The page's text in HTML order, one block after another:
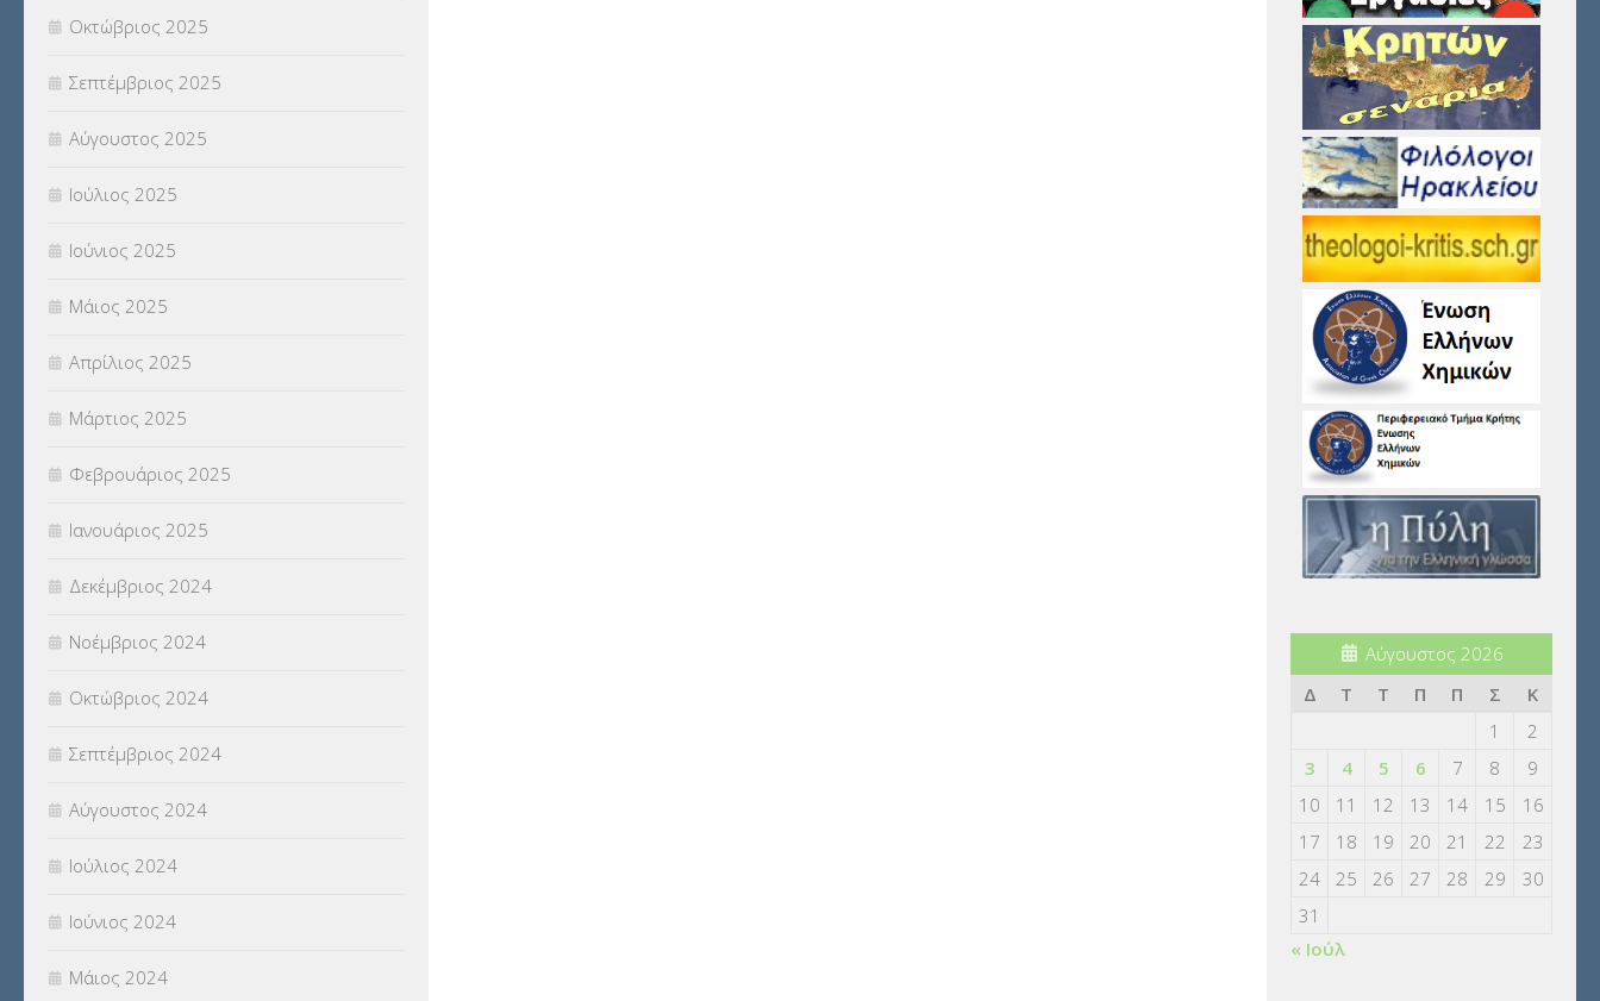
ΦΥΣΙΚΗ ΑΓΩΓΗ(692)
Χωρίς κατηγορία(55)
Οκτώβριος 2025
Σεπτέμβριος 2025
Αύγουστος 2025
Ιούλιος 2025
Ιούνιος 2025
Μάιος 2025
Απρίλιος 2025
Μάρτιος 2025
Φεβρουάριος 2025
Ιανουάριος 2025
Δεκέμβριος 2024
Νοέμβριος 2024
Οκτώβριος 2024
Σεπτέμβριος 2024
Αύγουστος 2024
Ιούλιος 2024
Ιούνιος 2024
Μάιος 2024
Αύγουστος 2026
Δ
Τ Τ Π Π Σ
Κ
1
2
3
4 5 6 7 8
9
10
11 12 13 14 15
16
17
18 19 20 21 22
23
24
25 26 27 28 29
30
31
« Ιούλ